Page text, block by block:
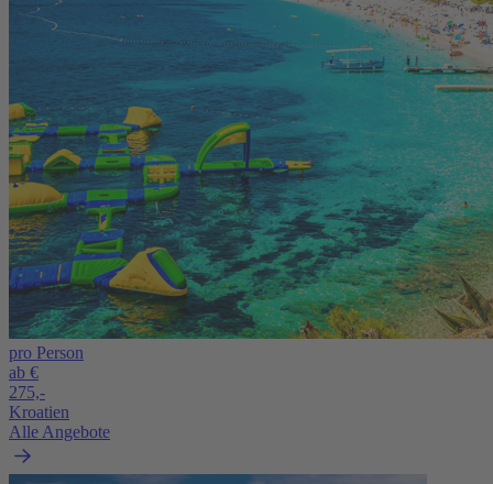
pro Person
ab €
275,-
Kroatien
Alle Angebote